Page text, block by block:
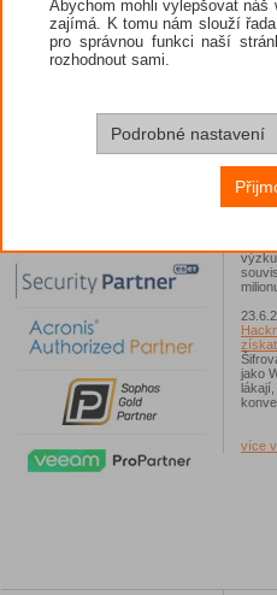
jako
více
Abychom mohli vylepšovat náš
zajímá. K tomu nám slouží
pro správnou funkci naší
rozhodnout sami.
Podrobné nastavení